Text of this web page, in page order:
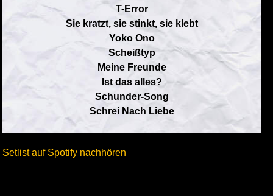
T-Error
Sie kratzt, sie stinkt, sie klebt
Yoko Ono
Scheißtyp
Meine Freunde
Ist das alles?
Schunder-Song
Schrei Nach Liebe
Setlist auf Spotify nachhören